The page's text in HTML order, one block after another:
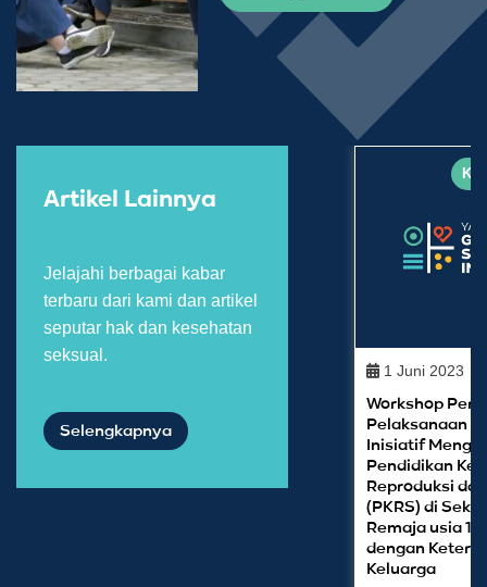
Artikel Lainnya
Jelajahi berbagai kabar
terbaru dari kami dan artikel
seputar hak dan kesehatan
seksual.
Selengkapnya
1 Juni 2023
Workshop
Pelaksanaan
Inisiatif
Pendidikan
Reproduksi
(PKRS) di
Remaja usia
dengan
Keluarga